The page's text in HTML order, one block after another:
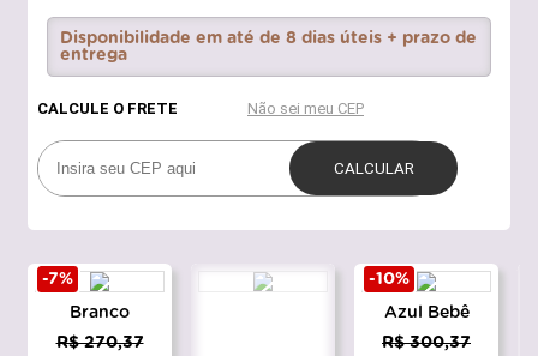
Disponibilidade em até de 8 dias úteis + prazo de
entrega
Branco
R$ 270,37
-7%
Azul Bebê
R$ 300,37
-10%